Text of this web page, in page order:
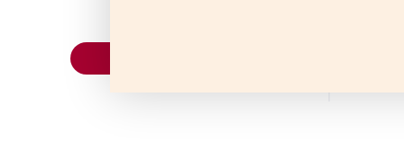
Дзержинск, Нижегородская область, проспект